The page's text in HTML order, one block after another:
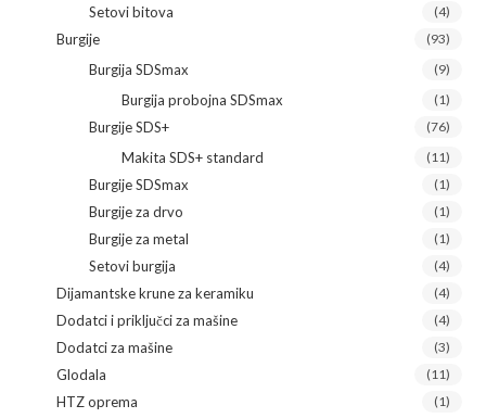
Setovi bitova (4)
Burgije (93)
Burgija SDSmax (9)
Burgija probojna SDSmax (1)
Burgije SDS+ (76)
Makita SDS+ standard (11)
Burgije SDSmax (1)
Burgije za drvo (1)
Burgije za metal (1)
Setovi burgija (4)
Dijamantske krune za keramiku (4)
Dodatci i priključci za mašine (4)
Dodatci za mašine (3)
Glodala (11)
HTZ oprema (1)